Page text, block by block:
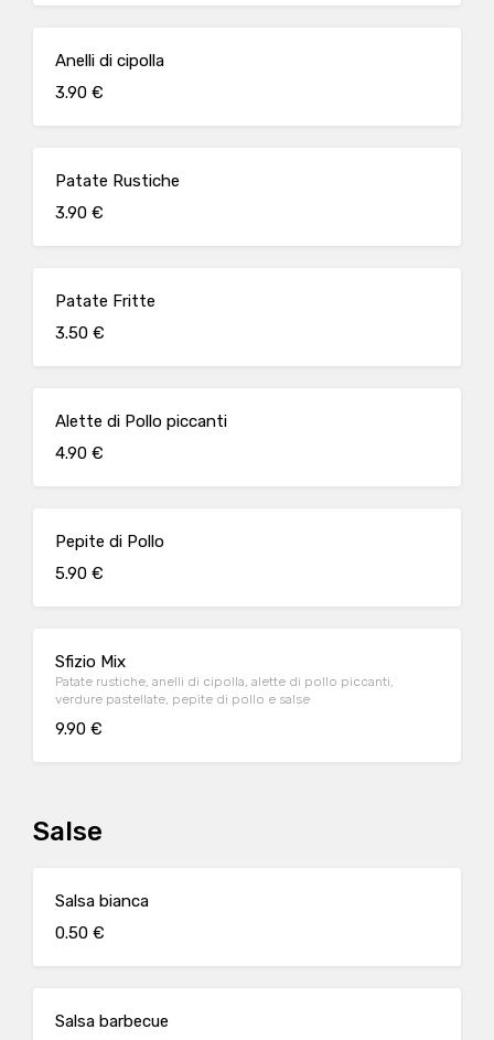
Anelli di cipolla
3.90 €
Patate Rustiche
3.90 €
Patate Fritte
3.50 €
Alette di Pollo piccanti
4.90 €
Pepite di Pollo
5.90 €
Sfizio Mix
Patate rustiche, anelli di cipolla, alette di pollo piccanti,
verdure pastellate, pepite di pollo e salse
9.90 €
Salse
Salsa bianca
0.50 €
Salsa barbecue